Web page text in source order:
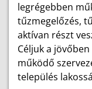
legrégebben
tűzmegelőzés,
aktívan részt
Céljuk a
működő
település